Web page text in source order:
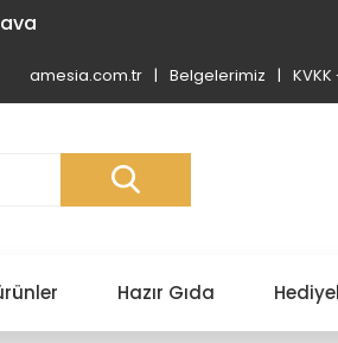
amesia.com.tr Belgelerimiz KVKK
Hazır Gıda